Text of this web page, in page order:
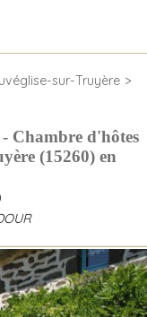
sur-Truyère
Chambre d'hôtes
(15260) en